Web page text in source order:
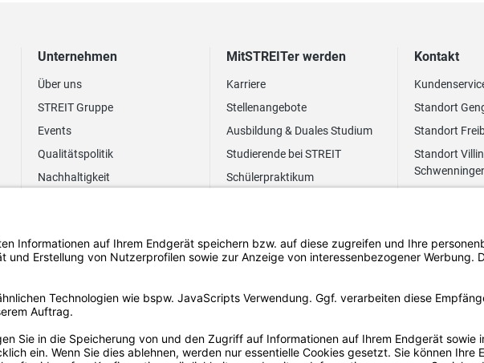
Unternehmen
Über uns
STREIT Gruppe
Events
Qualitätspolitik
Nachhaltigkeit
MitSTREITer werden
Karriere
Stellenangebote
Ausbildung & Duales Studium
Studierende bei STREIT
Schülerpraktikum
Kontakt
Standort
Standort
Standort